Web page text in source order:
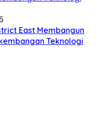
East Membangun
Teknologi